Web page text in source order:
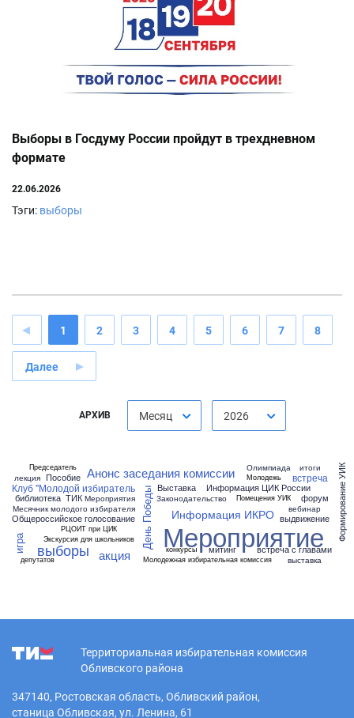
Выборы в Госдуму России пройдут в трехдневном
формате
22.06.2026
Тэги: выборы
1 2 3 4 5 6 7 8
Далее
АРХИВ Месяц 2026
Анонс заседания комиссии
Выставка
День Победы Законодательство
Информация ИКРО
Информация ЦИК России
Клуб "Молодой избиратель
Мероприятие
Мероприятия
Месячник молодого избирателя
Молодежная избирательная комиссия
Молодежь
Общероссийское голосование
Олимпиада
Помещения УИК
Пособие
Председатель
РЦОИТ при ЦИК
ТИК Формирование УИК
Экскурсия для школьников
акция
библиотека
вебинар
встреча
встреча с главами
выборы
выдвижение
выставка
депутатов
игра
итоги
конкурсы
лекция
митинг
форум
Территориальная избирательная комиссия
Обливского района
347140, Ростовская область, Обливский район,
станица Обливская, ул. Ленина, 61